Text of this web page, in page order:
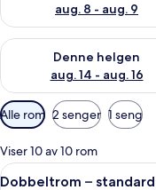
aug. 8 - aug. 9
Denne helgen
aug. 14 - aug. 16
Sjekk tilgjengelighet for
Tilgjengelige
filtre
for
rom
Alle rom 2 senger 1 seng
Viser 10 av 10 rom
Åpne
19
Dobbeltrom – standard